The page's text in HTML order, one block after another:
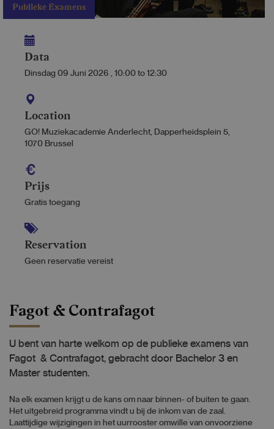
Publieke Examens
Data
Dinsdag 09 Juni 2026 , 10:00 to 12:30
Location
GO! Muziekacademie Anderlecht, Dapperheidsplein 5,
1070 Brussel
Prijs
Gratis toegang
Reservation
Geen reservatie vereist
Fagot & Contrafagot
U bent van harte welkom op de publieke examens van
Fagot & Contrafagot, gebracht door Bachelor 3 en
Master studenten.
Na elk examen krijgt u de kans om naar binnen- of buiten te gaan.
Het uitgebreid programma vindt u bij de inkom van de zaal.
Laattijdige wijzigingen in het uurrooster omwille van onvoorziene